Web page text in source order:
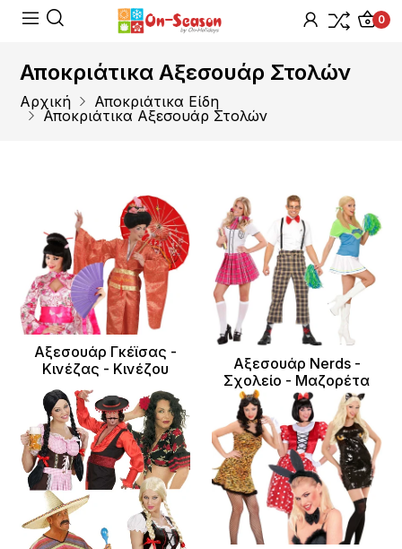
0
Αποκριάτικα Αξεσουάρ Στολών
Αρχική
Αποκριάτικα Είδη
Αποκριάτικα Αξεσουάρ Στολών
Αξεσουάρ Γκέϊσας -
Κινέζας - Κινέζου
Αξεσουάρ Nerds -
Σχολείο - Μαζορέτα